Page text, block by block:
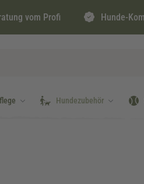
vom Profi Hunde-
Hundezubehör